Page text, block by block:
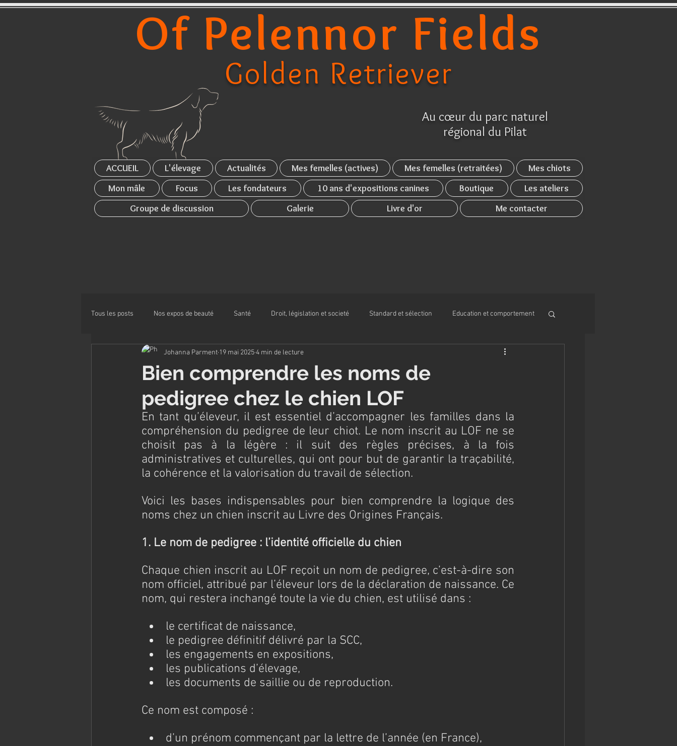
Of Pelennor Fields
Golden Retriever
Au cœur du parc naturel
régional du Pilat
ACCUEIL L'élevage Actualités Mes femelles (actives) Mes femelles (retraitées)
Mes chiots
Mon mâle
Focus Les fondateurs 10 ans d'expositions canines Boutique
Les ateliers
Groupe de discussion
Galerie Livre d'or Me contacter
Tous les posts Nos expos de beauté Santé Droit, législation et societé Standard et sélection Education et comportement
Alimentation
Bien comprendre les noms de
pedigree chez le chien LOF
Johanna Parment 19 mai 20254 min de lecture
En tant qu’éleveur, il est essentiel d’accompagner les familles dans la
compréhension du pedigree de leur chiot. Le nom inscrit au LOF ne se
choisit pas à la légère : il suit des règles précises, à la fois
administratives et culturelles, qui ont pour but de garantir la traçabilité,
la cohérence et la valorisation du travail de sélection.
Voici les bases indispensables pour bien comprendre la logique des
noms chez un chien inscrit au Livre des Origines Français.
1. Le nom de pedigree : l’identité officielle du chien
Chaque chien inscrit au LOF reçoit un nom de pedigree, c’est-à-dire son
nom officiel, attribué par l’éleveur lors de la déclaration de naissance. Ce
nom, qui restera inchangé toute la vie du chien, est utilisé dans :
le certificat de naissance,
le pedigree définitif délivré par la SCC,
les engagements en expositions,
les publications d’élevage,
les documents de saillie ou de reproduction.
Ce nom est composé :
d’un prénom commençant par la lettre de l’année (en France),